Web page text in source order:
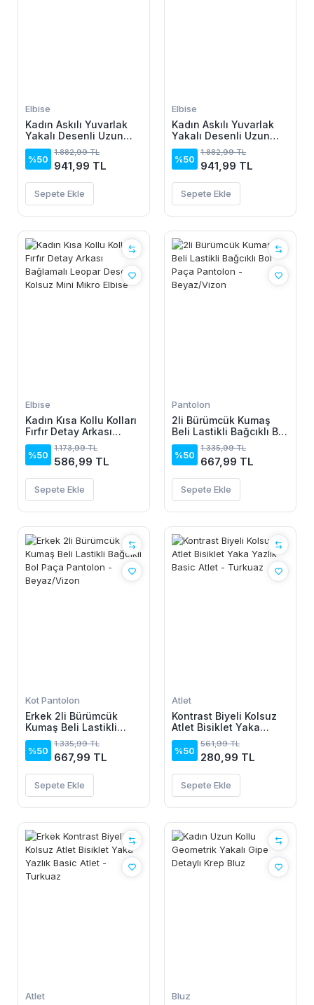
Elbise
Kadın Askılı Yuvarlak
Yakalı Desenli Uzun
Süprem Elbise
%50
1.882,99 TL
941,99 TL
Sepete Ekle
Elbise
Kadın Askılı Yuvarlak
Yakalı Desenli Uzun
Süprem Elbise
%50
1.882,99 TL
941,99 TL
Sepete Ekle
Elbise
Kadın Kısa Kollu Kolları
Fırfır Detay Arkası
Bağlamalı Leopar
Desen Kolsuz Mini
Mikro Elbise
%50
1.173,99 TL
586,99 TL
Sepete Ekle
Pantolon
2li Bürümcük Kumaş
Beli Lastikli Bağcıklı Bol
Paça Pantolon -
Beyaz/Vizon
%50
1.335,99 TL
667,99 TL
Sepete Ekle
Kot Pantolon
Erkek 2li Bürümcük
Kumaş Beli Lastikli
Bağcıklı Bol Paça
Pantolon - Beyaz/Vizon
%50
1.335,99 TL
667,99 TL
Sepete Ekle
Atlet
Kontrast Biyeli Kolsuz
Atlet Bisiklet Yaka
Yazlık Basic Atlet -
Turkuaz
%50
561,99 TL
280,99 TL
Sepete Ekle
Atlet Bluz